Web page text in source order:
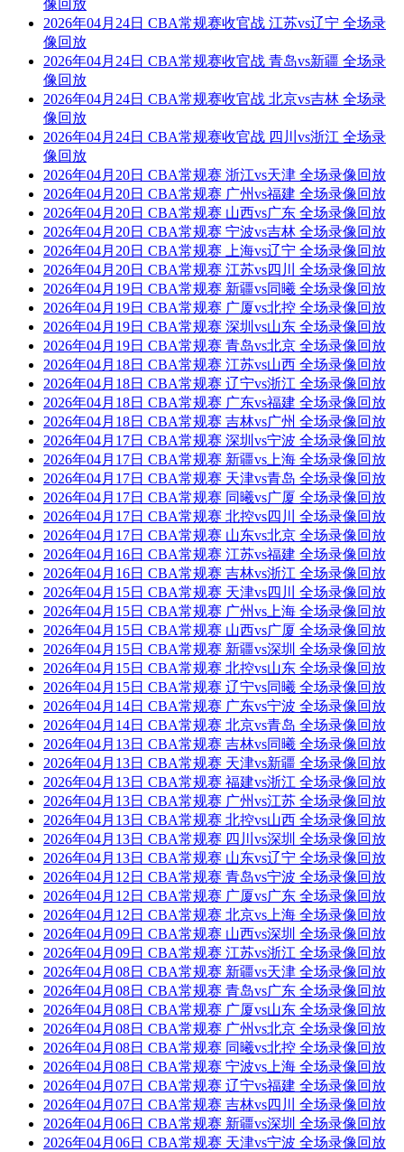
像回放
2026年04月24日 CBA常规赛收官战 江苏vs辽宁 全场录
像回放
2026年04月24日 CBA常规赛收官战 青岛vs新疆 全场录
像回放
2026年04月24日 CBA常规赛收官战 北京vs吉林 全场录
像回放
2026年04月24日 CBA常规赛收官战 四川vs浙江 全场录
像回放
2026年04月20日 CBA常规赛 浙江vs天津 全场录像回放
2026年04月20日 CBA常规赛 广州vs福建 全场录像回放
2026年04月20日 CBA常规赛 山西vs广东 全场录像回放
2026年04月20日 CBA常规赛 宁波vs吉林 全场录像回放
2026年04月20日 CBA常规赛 上海vs辽宁 全场录像回放
2026年04月20日 CBA常规赛 江苏vs四川 全场录像回放
2026年04月19日 CBA常规赛 新疆vs同曦 全场录像回放
2026年04月19日 CBA常规赛 广厦vs北控 全场录像回放
2026年04月19日 CBA常规赛 深圳vs山东 全场录像回放
2026年04月19日 CBA常规赛 青岛vs北京 全场录像回放
2026年04月18日 CBA常规赛 江苏vs山西 全场录像回放
2026年04月18日 CBA常规赛 辽宁vs浙江 全场录像回放
2026年04月18日 CBA常规赛 广东vs福建 全场录像回放
2026年04月18日 CBA常规赛 吉林vs广州 全场录像回放
2026年04月17日 CBA常规赛 深圳vs宁波 全场录像回放
2026年04月17日 CBA常规赛 新疆vs上海 全场录像回放
2026年04月17日 CBA常规赛 天津vs青岛 全场录像回放
2026年04月17日 CBA常规赛 同曦vs广厦 全场录像回放
2026年04月17日 CBA常规赛 北控vs四川 全场录像回放
2026年04月17日 CBA常规赛 山东vs北京 全场录像回放
2026年04月16日 CBA常规赛 江苏vs福建 全场录像回放
2026年04月16日 CBA常规赛 吉林vs浙江 全场录像回放
2026年04月15日 CBA常规赛 天津vs四川 全场录像回放
2026年04月15日 CBA常规赛 广州vs上海 全场录像回放
2026年04月15日 CBA常规赛 山西vs广厦 全场录像回放
2026年04月15日 CBA常规赛 新疆vs深圳 全场录像回放
2026年04月15日 CBA常规赛 北控vs山东 全场录像回放
2026年04月15日 CBA常规赛 辽宁vs同曦 全场录像回放
2026年04月14日 CBA常规赛 广东vs宁波 全场录像回放
2026年04月14日 CBA常规赛 北京vs青岛 全场录像回放
2026年04月13日 CBA常规赛 吉林vs同曦 全场录像回放
2026年04月13日 CBA常规赛 天津vs新疆 全场录像回放
2026年04月13日 CBA常规赛 福建vs浙江 全场录像回放
2026年04月13日 CBA常规赛 广州vs江苏 全场录像回放
2026年04月13日 CBA常规赛 北控vs山西 全场录像回放
2026年04月13日 CBA常规赛 四川vs深圳 全场录像回放
2026年04月13日 CBA常规赛 山东vs辽宁 全场录像回放
2026年04月12日 CBA常规赛 青岛vs宁波 全场录像回放
2026年04月12日 CBA常规赛 广厦vs广东 全场录像回放
2026年04月12日 CBA常规赛 北京vs上海 全场录像回放
2026年04月09日 CBA常规赛 山西vs深圳 全场录像回放
2026年04月09日 CBA常规赛 江苏vs浙江 全场录像回放
2026年04月08日 CBA常规赛 新疆vs天津 全场录像回放
2026年04月08日 CBA常规赛 青岛vs广东 全场录像回放
2026年04月08日 CBA常规赛 广厦vs山东 全场录像回放
2026年04月08日 CBA常规赛 广州vs北京 全场录像回放
2026年04月08日 CBA常规赛 同曦vs北控 全场录像回放
2026年04月08日 CBA常规赛 宁波vs上海 全场录像回放
2026年04月07日 CBA常规赛 辽宁vs福建 全场录像回放
2026年04月07日 CBA常规赛 吉林vs四川 全场录像回放
2026年04月06日 CBA常规赛 新疆vs深圳 全场录像回放
2026年04月06日 CBA常规赛 天津vs宁波 全场录像回放